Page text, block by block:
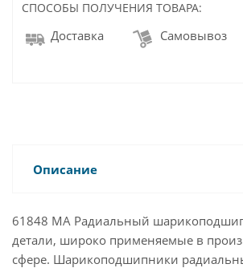
СПОСОБЫ ПОЛУЧЕНИЯ ТОВАРА:
Доставка Самовывоз
Описание
61848 MA Радиальный
детали, широко применяемые в
сфере. Шарикоподшипники